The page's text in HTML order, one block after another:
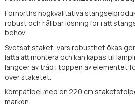
Fornorths högkvalitativa
robust och hållbar lösning för rätt
behov.
Svetsat staket, vars robusthet ökas
lätta att montera och kan kapas till
längder av tråd i toppen av elementet
över staketet.
Kompatibel med en 220 cm
marken.